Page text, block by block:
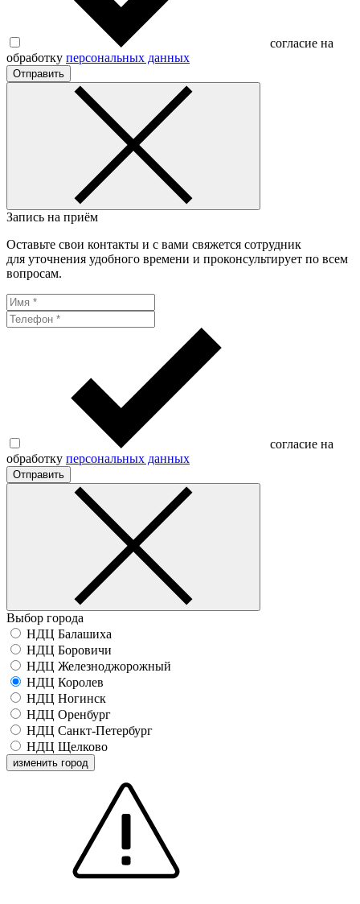
согласие на
обработку персональных данных
Отправить
Запись на приём
Оставьте свои контакты и с вами свяжется сотрудник
для уточнения удобного времени и проконсультирует по всем
вопросам.
согласие на
обработку персональных данных
Отправить
Выбор города
НДЦ Балашиха
НДЦ Боровичи
НДЦ Железноджорожный
НДЦ Королев
НДЦ Ногинск
НДЦ Оренбург
НДЦ Санкт-Петербург
НДЦ Щелково
изменить город